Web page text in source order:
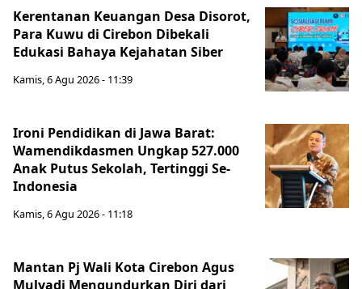
Kerentanan Keuangan Desa Disorot,
Para Kuwu di Cirebon Dibekali
Edukasi Bahaya Kejahatan Siber
Kamis, 6 Agu 2026 - 11:39
Ironi Pendidikan di Jawa Barat:
Wamendikdasmen Ungkap 527.000
Anak Putus Sekolah, Tertinggi Se-
Indonesia
Kamis, 6 Agu 2026 - 11:18
Mantan Pj Wali Kota Cirebon Agus
Mulyadi Mengundurkan Diri dari